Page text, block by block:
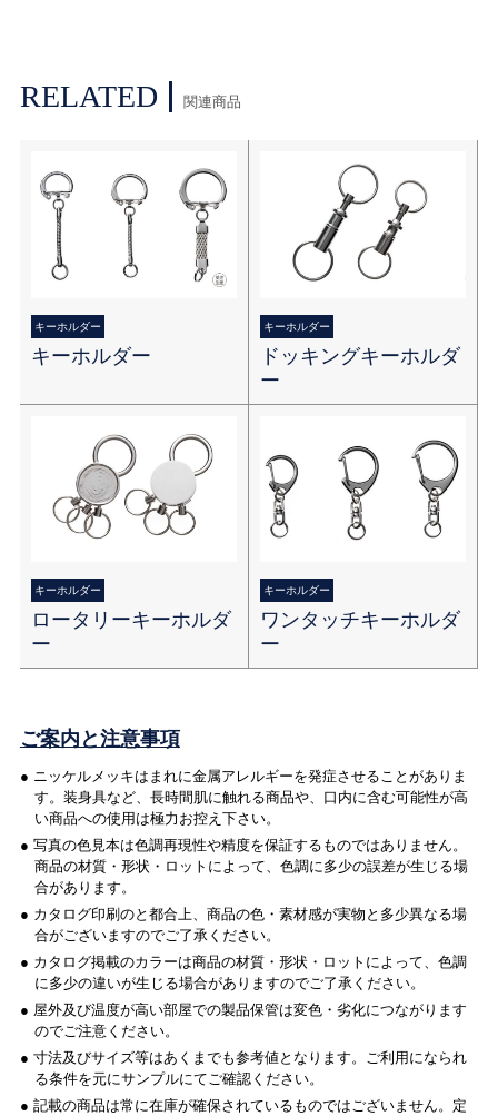
RELATED 関連商品
キーホルダー
キーホルダー
キーホルダー
ドッキングキーホルダ
ー
キーホルダー
ロータリーキーホルダ
ー
キーホルダー
ワンタッチキーホルダ
ー
ご案内と注意事項
● ニッケルメッキはまれに金属アレルギーを発症させることがありま
す。装身具など、長時間肌に触れる商品や、口内に含む可能性が高
い商品への使用は極力お控え下さい。
● 写真の色見本は色調再現性や精度を保証するものではありません。
商品の材質・形状・ロットによって、色調に多少の誤差が生じる場
合があります。
● カタログ印刷のと都合上、商品の色・素材感が実物と多少異なる場
合がございますのでご了承ください。
● カタログ掲載のカラーは商品の材質・形状・ロットによって、色調
に多少の違いが生じる場合がありますのでご了承ください。
● 屋外及び温度が高い部屋での製品保管は変色・劣化につながります
のでご注意ください。
● 寸法及びサイズ等はあくまでも参考値となります。ご利用になられ
る条件を元にサンプルにてご確認ください。
● 記載の商品は常に在庫が確保されているものではございません。定